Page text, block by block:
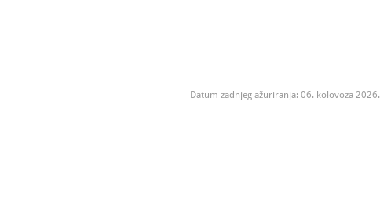
Datum zadnjeg ažuriranja: 06. kolovoza 2026.